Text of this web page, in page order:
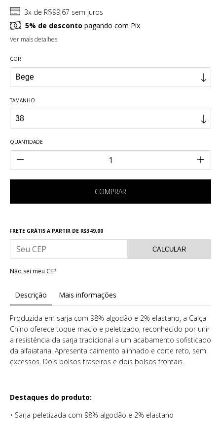
3x de R$99,67 sem juros
5% de desconto pagando com Pix
Ver mais detalhes
COR
TAMANHO
QUANTIDADE
FRETE GRÁTIS A PARTIR DE R$349,00
CALCULAR
Não sei meu CEP
Descrição Mais informações
Produzida em sarja com 98% algodão e 2% elastano, a Calça
Chino oferece toque macio e peletizado, reconhecido por unir
a resistência da sarja tradicional a um acabamento sofisticado
da alfaiataria. Apresenta caimento alinhado e corte reto, sem
excessos. Dois bolsos traseiros e dois bolsos frontais.
Destaques do produto:
• Sarja peletizada com 98% algodão e 2% elastano